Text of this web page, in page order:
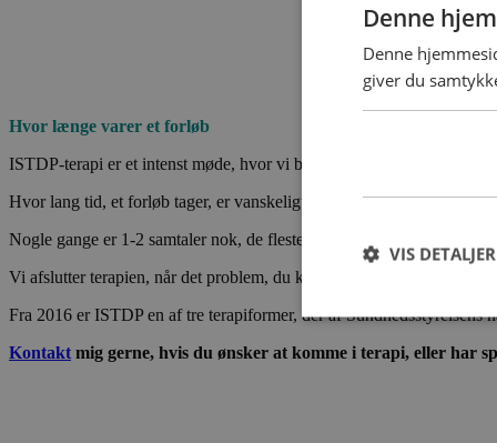
Hvor længe varer et forløb
ISTDP-terapi er et intenst møde, hvor vi begge arbejder fokuseret
Hvor lang tid, et forløb tager, er vanskeligt at sige, og afhænger af
Nogle gange er 1-2 samtaler nok, de fleste gange 8-10 og en gang
Vi afslutter terapien, når det problem, du kom for at få hjælp til, er
Fra 2016 er ISTDP en af tre terapiformer, der af
Kontakt mig gerne, hvis du ønsker at komme i terapi, eller har
Denne
Denne
giver du
VIS DETALJER